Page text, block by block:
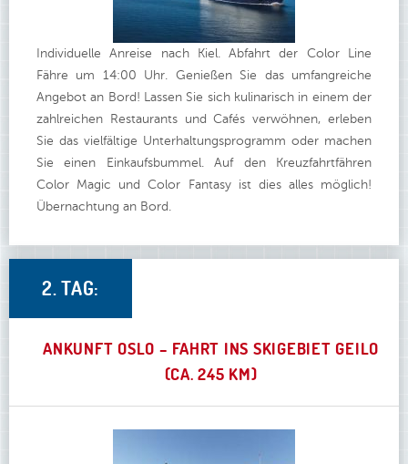
Individuelle Anreise nach Kiel. Abfahrt der Color Line
Fähre um 14:00 Uhr. Genießen Sie das umfangreiche
Angebot an Bord! Lassen Sie sich kulinarisch in einem der
zahlreichen Restaurants und Cafés verwöhnen, erleben
Sie das vielfältige Unterhaltungsprogramm oder machen
Sie einen Einkaufsbummel. Auf den Kreuzfahrtfähren
Color Magic und Color Fantasy ist dies alles möglich!
Übernachtung an Bord.
2. TAG:
ANKUNFT OSLO – FAHRT INS SKIGEBIET GEILO
(CA. 245 KM)